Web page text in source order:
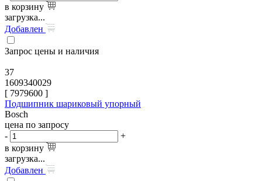
в корзину
загрузка...
Добавлен
Запрос цены и наличия
37
1609340029
[ 7979600 ]
Подшипник шариковый упорный
Bosch
цена по запросу
-
+
в корзину
загрузка...
Добавлен